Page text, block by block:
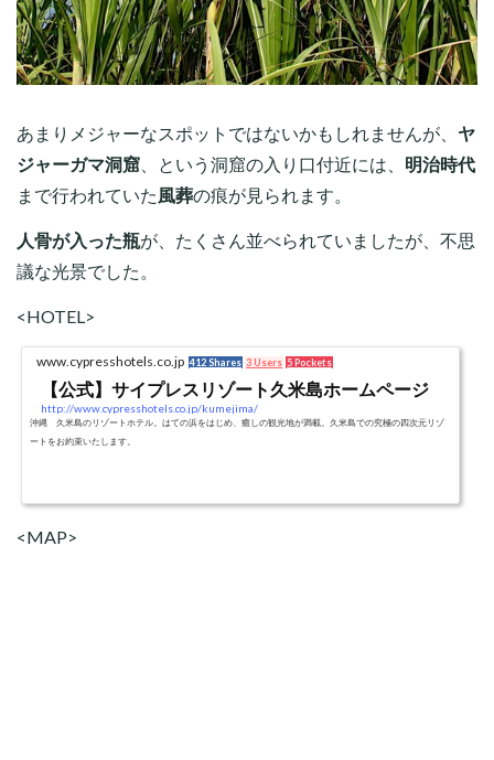
あまりメジャーなスポットではないかもしれませんが、 ヤ
ジャーガマ洞窟 、という洞窟の入り口付近には、 明治時代
まで行われていた風葬の痕が見られます。
人骨が入った瓶が、たくさん並べられていましたが、不思
議な光景でした。
<HOTEL>
www.cypresshotels.co.jp 412 Shares 3 Users 5 Pockets
【公式】サイプレスリゾート久米島ホームページ
http://www.cypresshotels.co.jp/kumejima/
沖縄 久米島のリゾートホテル。はての浜をはじめ、癒しの観光地が満載。久米島での究極の四次元リゾ
ートをお約束いたします。
<MAP>